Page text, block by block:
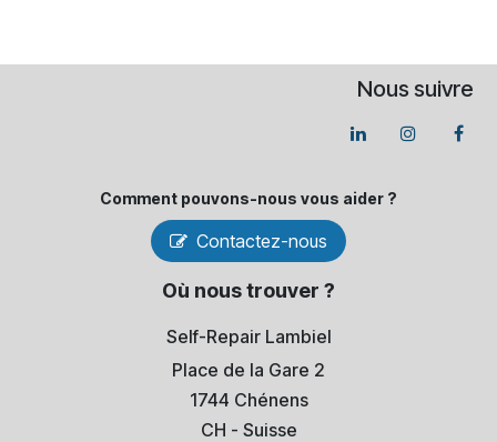
Nous suivre
Comment pouvons-​nous vous aider ?
Contactez-nous
Où nous trouver ?
Self-Repair Lambiel
Place de la Gare 2
1744 Chénens
​CH - Suisse